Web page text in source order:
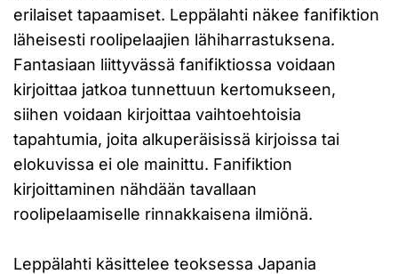
erilaiset tapaamiset. Leppälahti näkee fanifiktion
läheisesti roolipelaajien lähiharrastuksena.
Fantasiaan liittyvässä fanifiktiossa voidaan
kirjoittaa jatkoa tunnettuun kertomukseen,
siihen voidaan kirjoittaa vaihtoehtoisia
tapahtumia, joita alkuperäisissä kirjoissa tai
elokuvissa ei ole mainittu. Fanifiktion
kirjoittaminen nähdään tavallaan
roolipelaamiselle rinnakkaisena ilmiönä.
Leppälahti käsittelee teoksessa Japania